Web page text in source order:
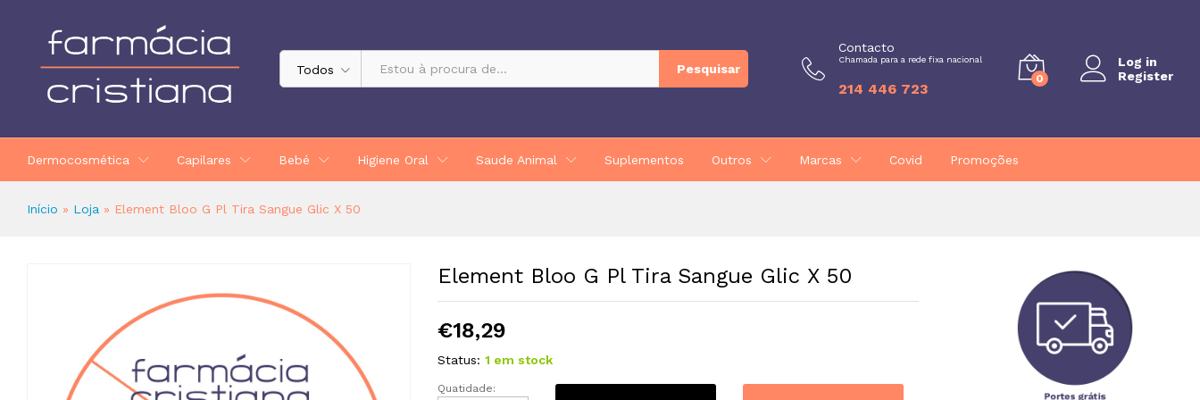
Todos Pesquisar
Contacto
Chamada para a rede fixa nacional
214 446 723
0
Log in
Register
Dermocosmética Capilares Bebé Higiene Oral Saude Animal Suplementos Outros Marcas Covid Promoções
Início » Loja » Element Bloo G Pl Tira Sangue Glic X 50
Element Bloo G Pl Tira Sangue Glic X 50
€18,29
Status: 1 em stock
Element
Quatidade: